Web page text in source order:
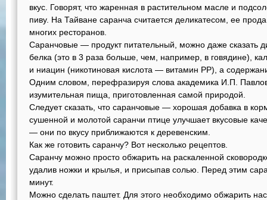
вкус. Говорят, что жаренная в растительном масле и
пиву. На Тайване саранча считается деликатесом, ее
многих ресторанов.
Саранчовые — продукт питательный, можно даже сказать
белка (это в 3 раза больше, чем, например, в говядине),
и ниацин (никотиновая кислота — витамин РР), а
Одним словом, перефразируя слова академика И.П.
изумительная пища, приготовленная самой природой.
Следует сказать, что саранчовые — хорошая добавка в
сушенной и молотой саранчи птице улучшает вкусовые
— они по вкусу приближаются к деревенским.
Как же готовить саранчу? Вот несколько рецептов.
Саранчу можно просто обжарить на раскаленной
удалив ножки и крылья, и присыпав солью. Перед этим
минут.
Можно сделать паштет. Для этого необходимо обжарить